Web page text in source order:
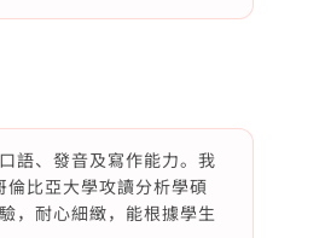
語、發音及寫作能力。我
比亞大學攻讀分析學碩
，耐心細緻，能根據學生